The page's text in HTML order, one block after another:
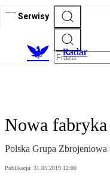
Serwisy
Radar
Nowa
Polska Grupa
Publikacja: 31.05.2019 12:00